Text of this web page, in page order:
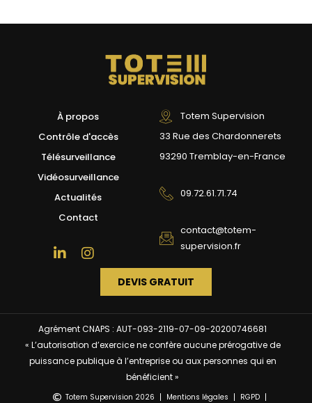
À propos
Contrôle d'accès
Télésurveillance
Vidéosurveillance
Actualités
Contact
Totem Supervision
33 Rue des Chardonnerets
93290 Tremblay-en-France
09.72.61.71.74
contact@totem-
supervision.fr
DEVIS GRATUIT
Agrément CNAPS : AUT-093-2119-07-09-20200746681
« L’autorisation d’exercice ne confère aucune prérogative de
puissance publique à l’entreprise ou aux personnes qui en
bénéficient »
Totem Supervision 2026 Mentions légales
RGPD